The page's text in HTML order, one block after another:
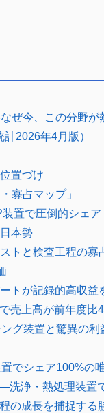
ぜ今、この分野が
2026年4月版）
置づけ
寡占マップ」
置で圧倒的シェア
本勢
トと検査工程の寡
トが記録的高収益
売上高が前年度比
グ装置と驚異の利
でシェア100%の
浄・熱処理装置
の成長を捕捉する